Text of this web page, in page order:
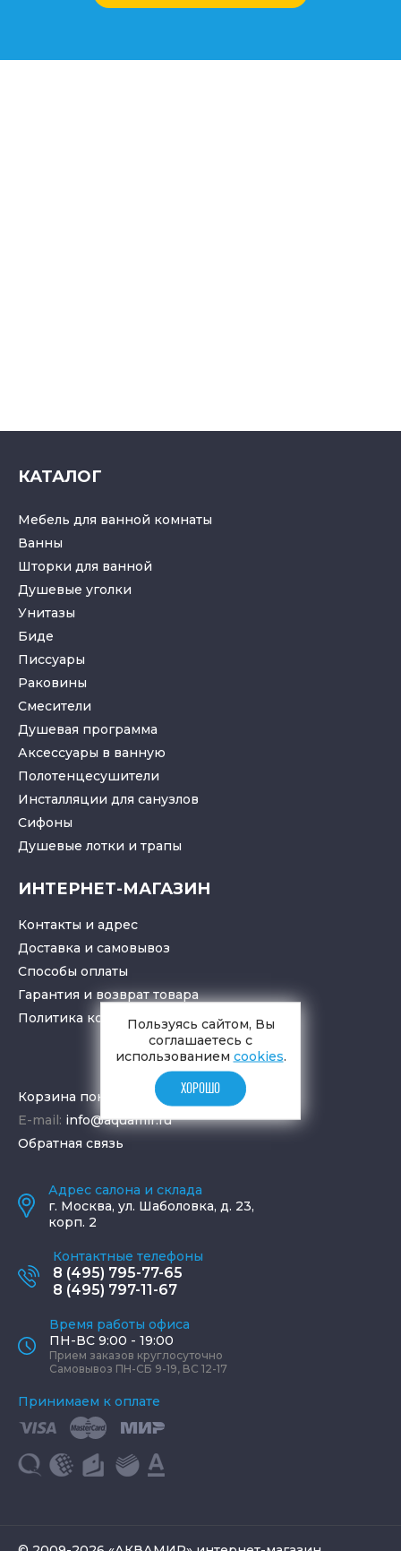
КАТАЛОГ
Мебель для ванной комнаты
Ванны
Шторки для ванной
Душевые уголки
Унитазы
Биде
Писсуары
Раковины
Смесители
Душевая программа
Аксессуары в ванную
Полотенцесушители
Инсталляции для санузлов
Cифоны
Душевые лотки и трапы
ИНТЕРНЕТ-МАГАЗИН
Контакты и адрес
Доставка и самовывоз
Способы оплаты
Гарантия и возврат товара
Политика конфиденциальности
Корзина покупок
E-mail: info@aquamir.ru
Обратная связь
Адрес салона и склада
г. Москва, ул. Шаболовка, д. 23,
корп. 2
Контактные телефоны
8 (495) 795-77-65
8 (495) 797-11-67
Время работы офиса
ПН-ВС 9:00 - 19:00
Прием заказов круглосуточно
Самовывоз ПН-СБ 9-19, ВС 12-17
Принимаем к оплате
Пользуясь сайтом, Вы
соглашаетесь с
использованием cookies.
ХОРОШО